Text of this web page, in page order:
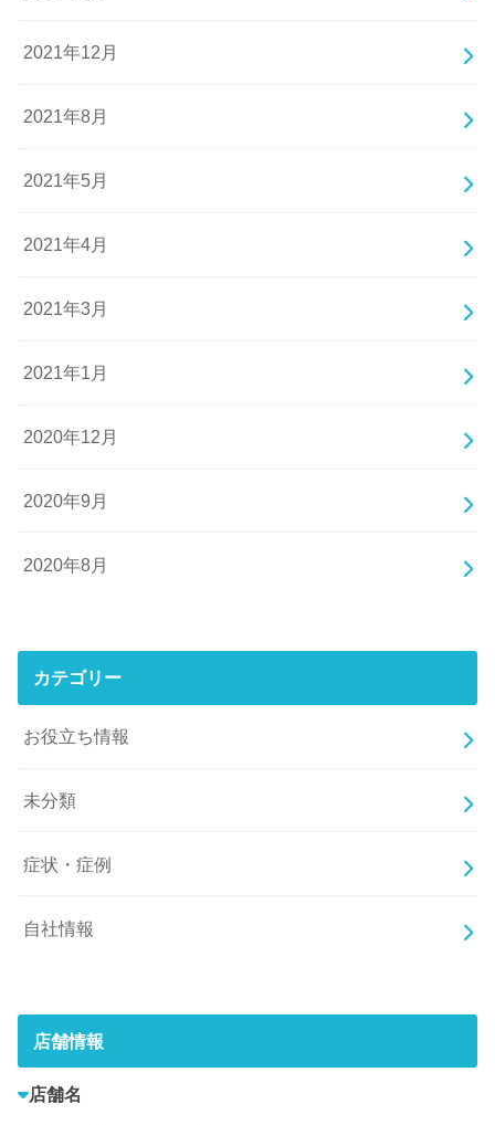
2021年12月
2021年8月
2021年5月
2021年4月
2021年3月
2021年1月
2020年12月
2020年9月
2020年8月
カテゴリー
お役立ち情報
未分類
症状・症例
自社情報
店舗情報
店舗名